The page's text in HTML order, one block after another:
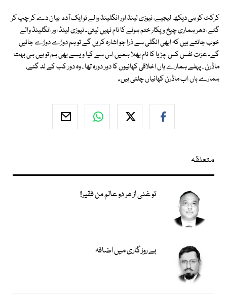
کرکٹ کو ہی دیکھ لیجیے، نیوزی لینڈ اور انگلینڈ والے تو ایک آدھ بیان دے کر چپ کر
گئے ادھر ہماری چیخ و پکار ختم ہونے کا نام نہیں لیتی۔ نیوزی لینڈ اور انگلینڈ والے
خوب جانتے ہیں کہ ابھی انگلی سے ذرا جو اشارہ کریں گے تو ہم دوڑے دوڑے جائیں
گے۔ عزت نفس کس چڑیا کا نام بھلا ہمیں اس سے کیا ویسے بھی ہم تو ہیں ہی بہت
ماڈرن ، پہلے ہمارے ہاں اخلاقی کہانیوں کا دور دورہ تھا ، وہ دور کب کے لد گئے،
ہمارے ہاں اب ماڈرن کہانیاں چلتی ہیں۔
متعلقہ
تو غنی از ھر دو عالم من فقیر!
بے روزگاری میں اضافہ